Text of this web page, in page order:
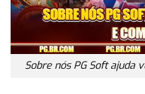
Sobre nós PG Soft ajuda